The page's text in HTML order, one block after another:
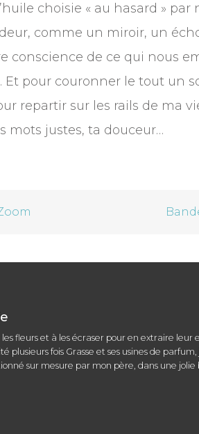
choisie « au hasard »
comme un miroir, un
de ce qui nous
pour couronner le tout un
repartir sur les rails de ma
mots justes, ta douceur…
fleurs et à les écraser pour en extraire
plusieurs fois Grasse et ses usines de
sur mesure par mon père, dans une jolie